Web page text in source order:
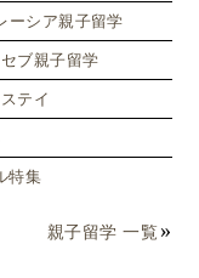
ーシア親子留学
セブ親子留学
テイ
特集
親子留学 一覧